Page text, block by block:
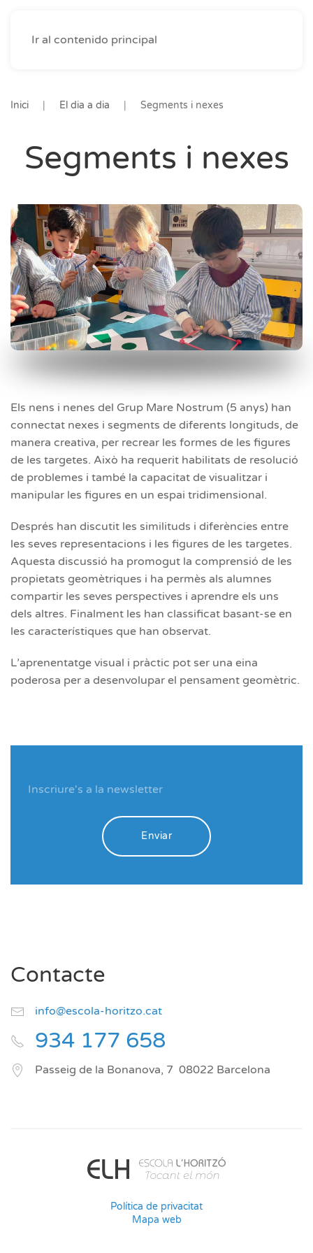
Ir al contenido principal
Inici El dia a dia Segments i nexes
Segments i nexes
Els nens i nenes del Grup Mare Nostrum (5 anys) han
connectat nexes i segments de diferents longituds, de
manera creativa, per recrear les formes de les figures
de les targetes. Això ha requerit habilitats de resolució
de problemes i també la capacitat de visualitzar i
manipular les figures en un espai tridimensional.
Després han discutit les similituds i diferències entre
les seves representacions i les figures de les targetes.
Aquesta discussió ha promogut la comprensió de les
propietats geomètriques i ha permès als alumnes
compartir les seves perspectives i aprendre els uns
dels altres. Finalment les han classificat basant-se en
les característiques que han observat.
L’aprenentatge visual i pràctic pot ser una eina
poderosa per a desenvolupar el pensament geomètric.
Enviar
Contacte
info@escola-horitzo.cat
934 177 658
Passeig de la Bonanova, 7 08022 Barcelona
Política de privacitat
Mapa web